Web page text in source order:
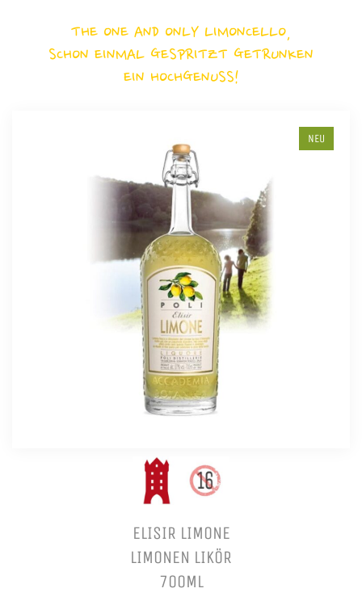
THE ONE AND ONLY LIMONCELLO,
SCHON EINMAL GESPRITZT GETRUNKEN
EIN HOCHGENUSS!
NEU
ELISIR LIMONE
LIMONEN LIKÖR
700ML